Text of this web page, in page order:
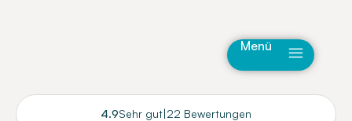
Menü
4.9Sehr gut|22 Bewertungen